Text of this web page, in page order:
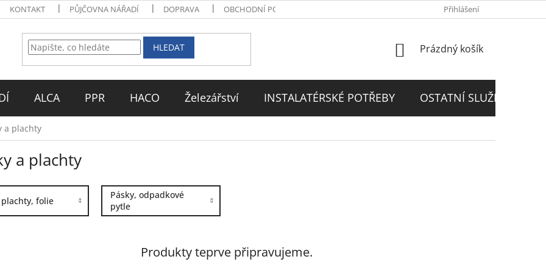
KONTAKT PŮJČOVNA NÁŘADÍ DOPRAVA OBCHODNÍ PODMÍNKY Přihlášení
HLEDAT
NÁKUPNÍ
Prázdný košík
ALCA PPR HACO Železářství INSTALATÉRSKÉ POTŘEBY OSTATNÍ SLUŽBY
a plachty
a plachty
plachty, folie
Pásky, odpadkové
pytle
Produkty teprve připravujeme.